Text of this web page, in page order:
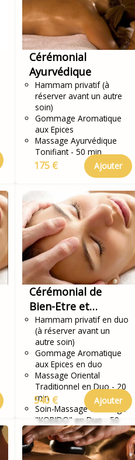
Cérémonial
Ayurvédique
Hammam privatif (à
réserver avant un autre
soin)
Gommage Aromatique
aux Epices
Massage Ayurvédique
Tonifiant - 50 min
175 € Ajouter
Cérémonial de
Bien-Etre et
Sérénité en Duo
Hammam privatif en duo
(à réserver avant un
autre soin)
Gommage Aromatique
aux Epices en duo
Massage Oriental
Traditionnel en Duo - 20
min
Soin-Massage du Visage
"KOBIDO" en Duo - 50
min
Massage Délassant des
Jambes en Duo
540 € Ajouter